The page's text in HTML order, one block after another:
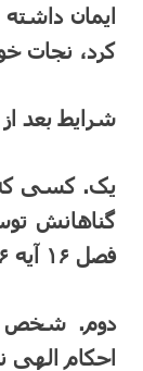
ایمان
کرد، نجات
شرایط بعد
یک. کسی که
گناهانش
فصل ۱۶ آیه ۱۶، اعمال رسولان فصل ۲ آیه ۳۸).
دوم. شخص
احکام الهی